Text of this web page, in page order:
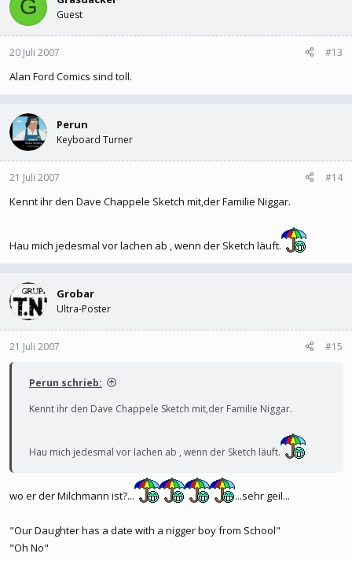
G Guest
20 Juli 2007 #13
Alan Ford Comics sind toll.
Perun
Keyboard Turner
21 Juli 2007 #14
Kennt ihr den Dave Chappele Sketch mit,der Familie Niggar.
Hau mich jedesmal vor lachen ab , wenn der Sketch läuft.
Grobar
Ultra-Poster
21 Juli 2007 #15
Perun schrieb:
Kennt ihr den Dave Chappele Sketch mit,der Familie Niggar.
Hau mich jedesmal vor lachen ab , wenn der Sketch läuft.
wo er der Milchmann ist?... ...sehr geil...
"Our Daughter has a date with a nigger boy from School"
"Oh No"